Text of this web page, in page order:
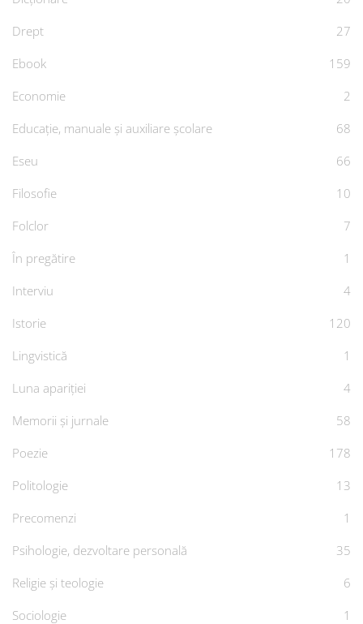
Drept
27
Ebook
159
Economie
2
Educație, manuale și auxiliare școlare
68
Eseu
66
Filosofie
10
Folclor
7
În pregătire
1
Interviu
4
Istorie
120
Lingvistică
1
Luna apariției
4
Memorii și jurnale
58
Poezie
178
Politologie
13
Precomenzi
1
Psihologie, dezvoltare personală
35
Religie și teologie
6
Sociologie
1